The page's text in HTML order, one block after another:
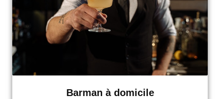
Barman à domicile